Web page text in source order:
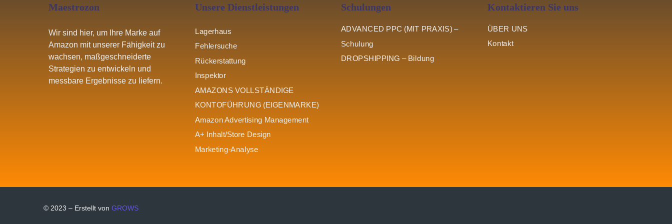
Maestrozon
Wir sind hier, um Ihre Marke auf
Amazon mit unserer Fähigkeit zu
wachsen, maßgeschneiderte
Strategien zu entwickeln und
messbare Ergebnisse zu liefern.
Unsere Dienstleistungen
Lagerhaus
Fehlersuche
Rückerstattung
Inspektor
AMAZONS VOLLSTÄNDIGE
KONTOFÜHRUNG (EIGENMARKE)
Amazon Advertising Management
A+ Inhalt/Store Design
Marketing-Analyse
Schulungen
ADVANCED PPC (MIT PRAXIS) –
Schulung
DROPSHIPPING – Bildung
Kontaktieren Sie uns
ÜBER UNS
Kontakt
© 2023 – Erstellt von GROWS